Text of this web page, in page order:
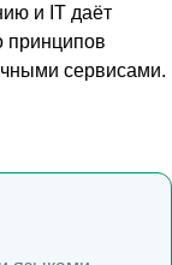
и IT даёт
принципов
сервисами.